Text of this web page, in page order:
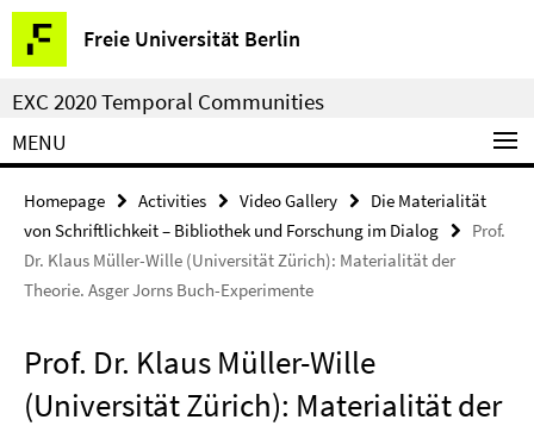
Springe
direkt
zu
Inhalt
Freie Universität Berlin
Service
Navigation
EXC 2020 Temporal Communities
MENU
Homepage Activities Video Gallery
Die Materialität
von Schriftlichkeit – Bibliothek und Forschung im Dialog
Prof.
Dr. Klaus Müller-Wille (Universität Zürich): Materialität der
Theorie. Asger Jorns Buch-Experimente
Prof. Dr. Klaus Müller-Wille
(Universität Zürich): Materialität der